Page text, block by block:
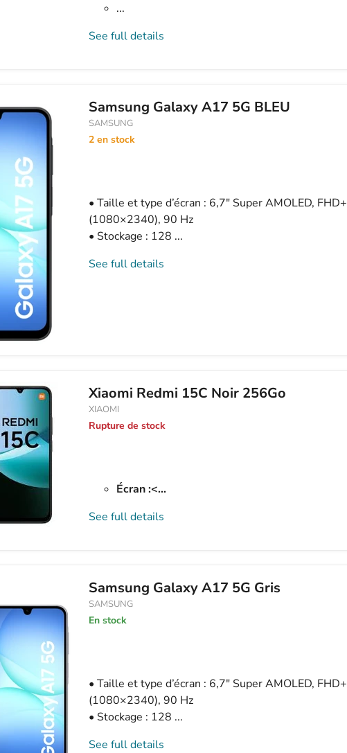
...
See full details
Samsung Galaxy A17 5G BLEU
SAMSUNG
2 en stock
• Taille et type d’écran : 6,7″ Super AMOLED, FHD+
(1080×2340), 90 Hz
• Stockage : 128 ...
See full details
Xiaomi Redmi 15C Noir 256Go
XIAOMI
Rupture de stock
Écran :<...
See full details
Samsung Galaxy A17 5G Gris
SAMSUNG
En stock
• Taille et type d’écran : 6,7″ Super AMOLED, FHD+
(1080×2340), 90 Hz
• Stockage : 128 ...
See full details